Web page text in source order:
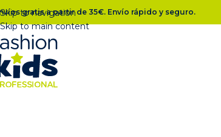
Skip to navigation
Skip to main content
gratis a partir de 35€. Envío rápido y seguro.